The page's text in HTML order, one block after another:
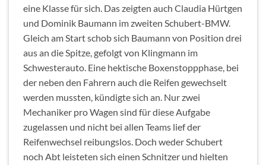
eine Klasse für sich. Das zeigten auch Claudia Hürtgen
und Dominik Baumann im zweiten Schubert-BMW.
Gleich am Start schob sich Baumann von Position drei
aus an die Spitze, gefolgt von Klingmann im
Schwesterauto. Eine hektische Boxenstoppphase, bei
der neben den Fahrern auch die Reifen gewechselt
werden mussten, kündigte sich an. Nur zwei
Mechaniker pro Wagen sind für diese Aufgabe
zugelassen und nicht bei allen Teams lief der
Reifenwechsel reibungslos. Doch weder Schubert
noch Abt leisteten sich einen Schnitzer und hielten